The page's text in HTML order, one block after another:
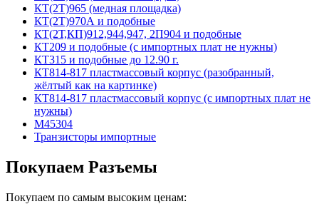
КТ(2Т)965 (медная площадка)
КТ(2Т)970А и подобные
КТ(2Т,КП)912,944,947, 2П904 и подобные
КТ209 и подобные (с импортных плат не нужны)
КТ315 и подобные до 12.90 г.
КТ814-817 пластмассовый корпус (разобранный,
жёлтый как на картинке)
КТ814-817 пластмассовый корпус (с импортных плат не
нужны)
М45304
Транзисторы импортные
Покупаем Разъемы
Покупаем по самым высоким ценам: